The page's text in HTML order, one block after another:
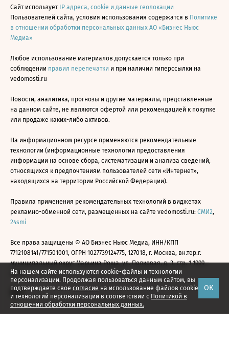
На нашем сайте используются cookie-файлы и технологии
персонализации. Продолжая пользоваться данным сайтом, вы
подтверждаете свое согласие на использование файлов cookie
и технологий персонализации в соответствии с Политикой в
отношении обработки персональных данных.
ОК
Сайт использует IP адреса, cookie и данные геолокации
Пользователей сайта, условия использования содержатся в Политике
в отношении обработки персональных данных АО «Бизнес Ньюс
Медиа»
Любое использование материалов допускается только при
соблюдении правил перепечатки и при наличии гиперссылки на
vedomosti.ru
Новости, аналитика, прогнозы и другие материалы, представленные
на данном сайте, не являются офертой или рекомендацией к покупке
или продаже каких-либо активов.
На информационном ресурсе применяются рекомендательные
технологии (информационные технологии предоставления
информации на основе сбора, систематизации и анализа сведений,
относящихся к предпочтениям пользователей сети «Интернет»,
находящихся на территории Российской Федерации).
Правила применения рекомендательных технологий в виджетах
рекламно-обменной сети, размещенных на сайте vedomosti.ru: СМИ2,
24smi
Все права защищены © АО Бизнес Ньюс Медиа, ИНН/КПП
7712108141/771501001, ОГРН 1027739124775, 127018, г. Москва, вн.тер.г.
муниципальный округ Марьина Роща, ул. Полковая, д. 3, стр. 1 1999—
2026